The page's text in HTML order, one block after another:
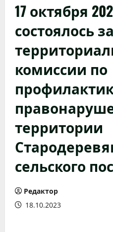
17 октября
состоялось
комиссии по
территории
сельского
Редактор
18.10.2023